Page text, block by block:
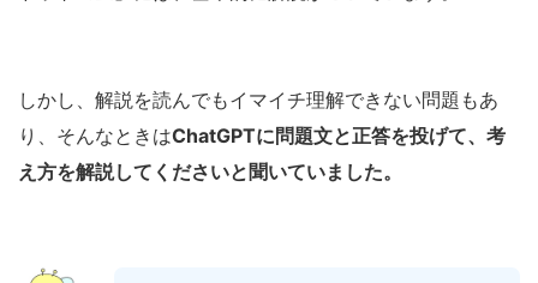
しかし、解説を読んでもイマイチ理解できない問題もあ
り、そんなときはChatGPTに問題文と正答を投げて、考
え方を解説してくださいと聞いていました。